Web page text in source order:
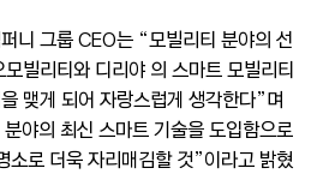
니 그룹 CEO는 “모빌리티 분야의 선
빌리티와 디리야 의 스마트 모빌리티
맺게 되어 자랑스럽게 생각한다”며
야의 최신 스마트 기술을 도입함으로
소로 더욱 자리매김할 것”이라고 밝혔